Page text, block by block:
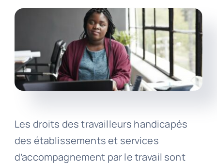
Les droits des travailleurs handicapés
des établissements et services
d’accompagnement par le travail sont